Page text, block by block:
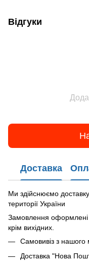
Відгуки
Доставка
Ми здійснюємо
території України
Замовлення
крім вихідних.
Самовивіз з нашого
Доставка "Нова